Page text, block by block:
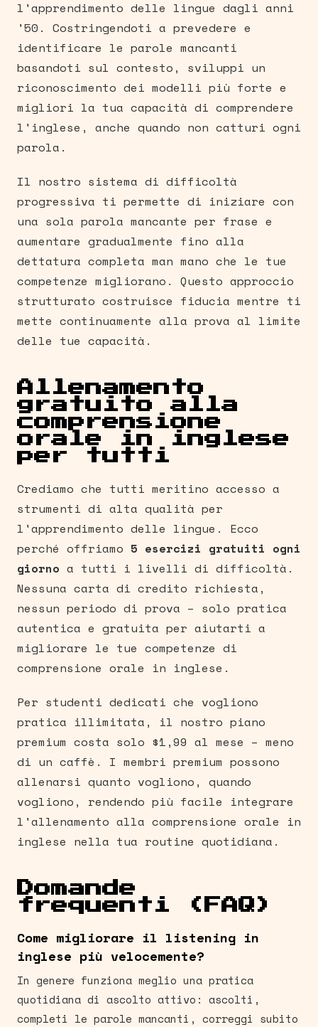
l'apprendimento delle lingue dagli anni
'50. Costringendoti a prevedere e
identificare le parole mancanti
basandoti sul contesto, sviluppi un
riconoscimento dei modelli più forte e
migliori la tua capacità di comprendere
l'inglese, anche quando non catturi ogni
parola.
Il nostro sistema di difficoltà
progressiva ti permette di iniziare con
una sola parola mancante per frase e
aumentare gradualmente fino alla
dettatura completa man mano che le tue
competenze migliorano. Questo approccio
strutturato costruisce fiducia mentre ti
mette continuamente alla prova al limite
delle tue capacità.
Allenamento
gratuito alla
comprensione
orale in inglese
per tutti
Crediamo che tutti meritino accesso a
strumenti di alta qualità per
l'apprendimento delle lingue. Ecco
perché offriamo 5 esercizi gratuiti ogni
giorno a tutti i livelli di difficoltà.
Nessuna carta di credito richiesta,
nessun periodo di prova – solo pratica
autentica e gratuita per aiutarti a
migliorare le tue competenze di
comprensione orale in inglese.
Per studenti dedicati che vogliono
pratica illimitata, il nostro piano
premium costa solo $1,99 al mese – meno
di un caffè. I membri premium possono
allenarsi quanto vogliono, quando
vogliono, rendendo più facile integrare
l'allenamento alla comprensione orale in
inglese nella tua routine quotidiana.
Domande
frequenti (FAQ)
Come migliorare il listening in
inglese più velocemente?
In genere funziona meglio una pratica
quotidiana di ascolto attivo: ascolti,
completi le parole mancanti, correggi subito